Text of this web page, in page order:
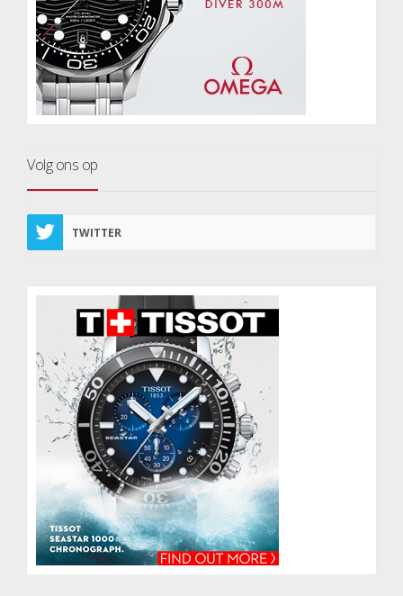
Volg ons op
TWITTER